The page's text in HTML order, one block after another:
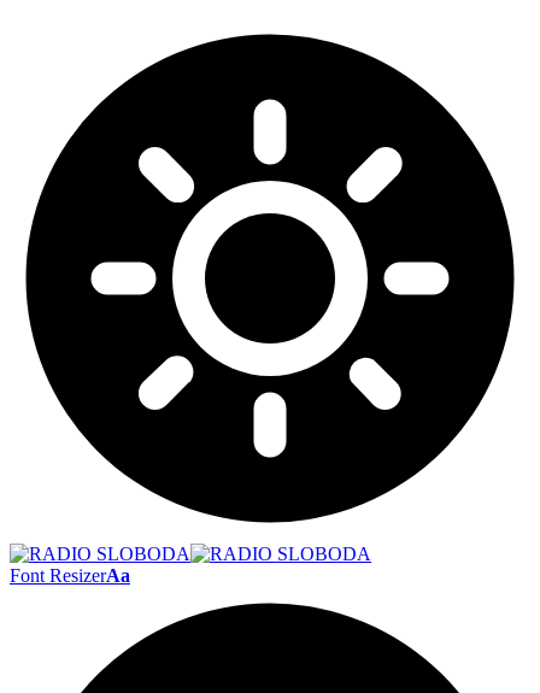
Font ResizerAa